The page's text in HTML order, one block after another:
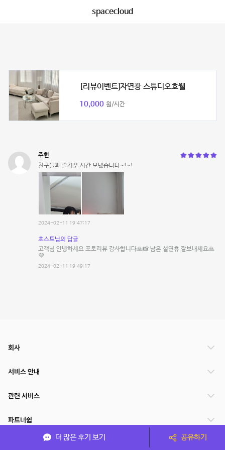
spacecloud
[리뷰이벤트]자연광 스튜디오호웰
10,000 원/시간
주현
친구들과 즐거운 시간 보냈습니다~!~!
2024-02-11 19:47:17
호스트님의 답글
고객님 안녕하세요 포토리뷰 감사합니다🙏📸 남은 설연휴 잘보내세요🙏
💜
2024-02-11 19:49:17
더 많은 후기 보기 공유하기
회사
서비스 안내
관련 서비스
파트너쉽
서비스 제공 국가